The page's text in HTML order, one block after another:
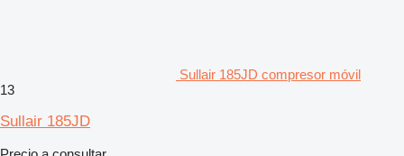
Sullair 185JD compresor móvil
13
Sullair 185JD